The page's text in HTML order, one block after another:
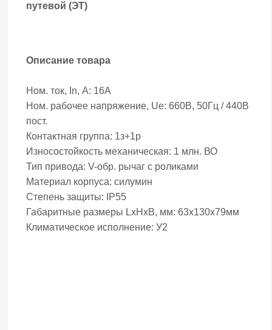
путевой (ЭТ)
Описание товара
Ном. ток, In, А: 16А
Ном. рабочее напряжение, Ue: 660В, 50Гц / 440В
пост.
Контактная группа: 1з+1р
Износостойкость механическая: 1 млн. ВО
Тип привода: V-обр. рычаг с роликами
Материал корпуса: силумин
Степень защиты: IP55
Габаритные размеры LxHxB, мм: 63x130x79мм
Климатическое исполнение: У2